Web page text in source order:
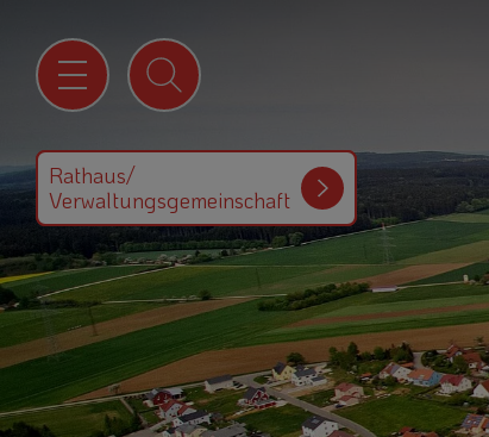
Rathaus/
Verwaltungsgemeinschaft